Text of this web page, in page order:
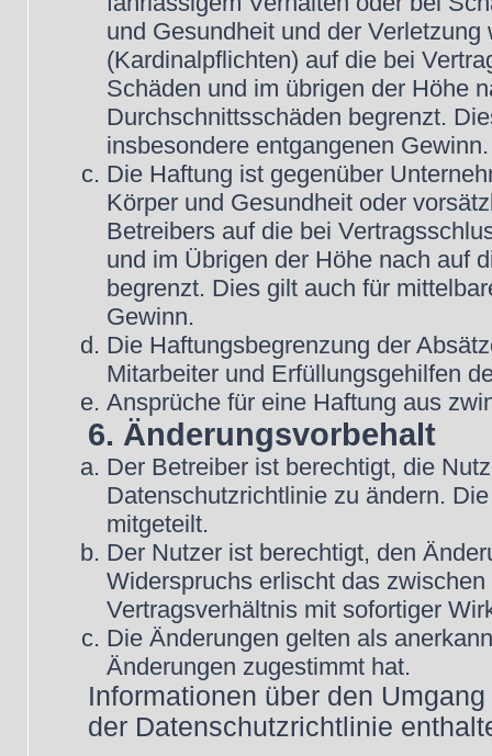
und Gesundheit und der
(Kardinalpflichten) auf die bei
Schäden und im übrigen der Höhe
Durchschnittsschäden begrenzt.
insbesondere entgangenen Gewinn.
Die Haftung ist gegenüber
Körper und Gesundheit oder
Betreibers auf die bei
und im Übrigen der Höhe nach auf
begrenzt. Dies gilt auch für
Gewinn.
Die Haftungsbegrenzung der
Mitarbeiter und Erfüllungsgehilfen
Ansprüche für eine Haftung aus
6. Änderungsvorbehalt
Der Betreiber ist berechtigt, die
Datenschutzrichtlinie zu ändern.
mitgeteilt.
Der Nutzer ist berechtigt, den
Widerspruchs erlischt das
Vertragsverhältnis mit sofortiger
Die Änderungen gelten als
Änderungen zugestimmt hat.
Informationen über den
der Datenschutzrichtlinie